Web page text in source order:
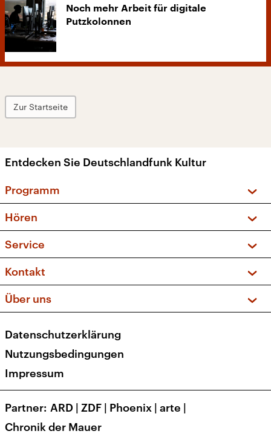
Noch mehr Arbeit für digitale
Putzkolonnen
Zur Startseite
Entdecken Sie Deutschlandfunk Kultur
Programm
Sendungen und Podcasts
Musikliste
Kakadu – Das Kinderprogramm
Hören
Frequenzen (UKW + DAB+)
Service
FAQ
Apps
Newsletter
Kontakt
Social Media
Über uns
Presse
Karriere
Transparenz
Datenschutzerklärung
Nutzungsbedingungen
Impressum
Partner ARD | ZDF | Phoenix | arte |
Chronik der Mauer